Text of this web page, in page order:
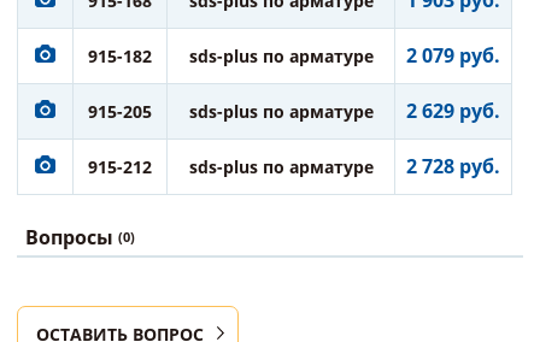
915-182 sds-plus по арматуре 2 079 руб.
915-205 sds-plus по арматуре 2 629 руб.
915-212 sds-plus по арматуре 2 728 руб.
Вопросы (0)
ОСТАВИТЬ ВОПРОС